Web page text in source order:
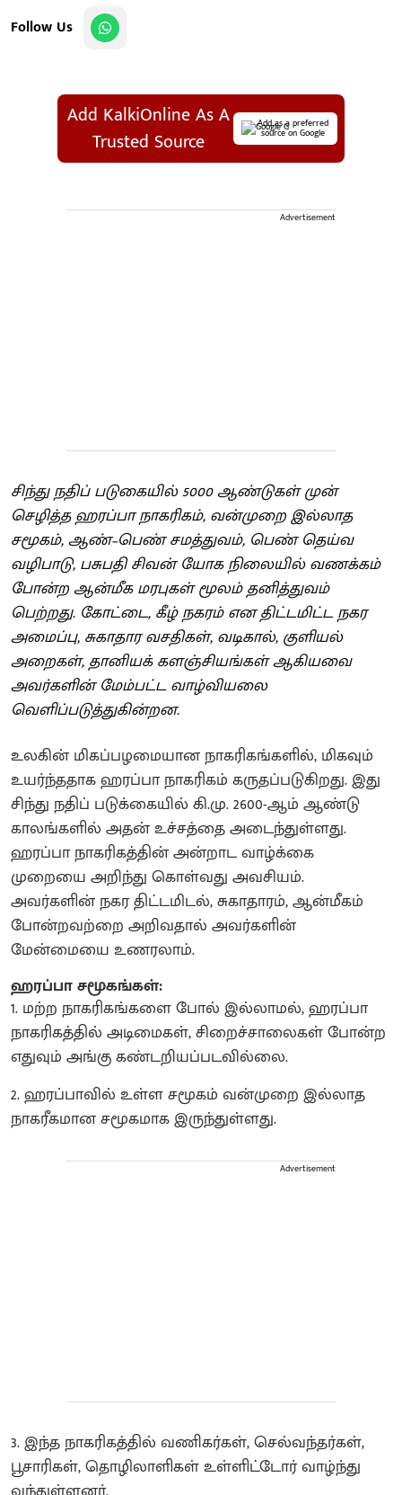
Follow Us
Add KalkiOnline As A
Trusted Source
Add as a preferred
source on Google
Advertisement
சிந்து நதிப் படுகையில் 5000 ஆண்டுகள் முன்
செழித்த ஹரப்பா நாகரிகம், வன்முறை இல்லாத
சமூகம், ஆண்–பெண் சமத்துவம், பெண் தெய்வ
வழிபாடு, பசுபதி சிவன் யோக நிலையில் வணக்கம்
போன்ற ஆன்மீக மரபுகள் மூலம் தனித்துவம்
பெற்றது. கோட்டை, கீழ் நகரம் என திட்டமிட்ட நகர
அமைப்பு, சுகாதார வசதிகள், வடிகால், குளியல்
அறைகள், தானியக் களஞ்சியங்கள் ஆகியவை
அவர்களின் மேம்பட்ட வாழ்வியலை
வெளிப்படுத்துகின்றன.
உலகின் மிகப்பழமையான நாகரிகங்களில், மிகவும்
உயர்ந்ததாக ஹரப்பா நாகரிகம் கருதப்படுகிறது. இது
சிந்து நதிப் படுக்கையில் கி.மு. 2600-ஆம் ஆண்டு
காலங்களில் அதன் உச்சத்தை அடைந்துள்ளது.
ஹரப்பா நாகரிகத்தின் அன்றாட வாழ்க்கை
முறையை அறிந்து கொள்வது அவசியம்.
அவர்களின் நகர திட்டமிடல், சுகாதாரம், ஆன்மீகம்
போன்றவற்றை அறிவதால் அவர்களின்
மேன்மையை உணரலாம்.
ஹரப்பா சமூகங்கள்:
1. மற்ற நாகரிகங்களை போல் இல்லாமல், ஹரப்பா
நாகரிகத்தில் அடிமைகள், சிறைச்சாலைகள் போன்ற
எதுவும் அங்கு கண்டறியப்படவில்லை.
​2. ஹரப்பாவில் உள்ள சமூகம் வன்முறை இல்லாத
நாகரீகமான சமூகமாக இருந்துள்ளது.
Advertisement
3. இந்த நாகரிகத்தில் வணிகர்கள், செல்வந்தர்கள்,
பூசாரிகள், தொழிலாளிகள் உள்ளிட்டோர் வாழ்ந்து